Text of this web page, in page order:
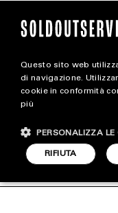
Questo sito web
di navigazione.
cookie in conformità
più
RIFIUTA
PERSONALIZZA LE